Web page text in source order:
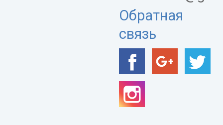
Обратная
связь